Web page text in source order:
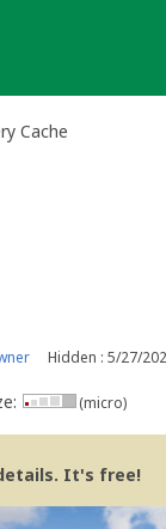
Cache
Hidden : 5/27/
(micro)
It's free!